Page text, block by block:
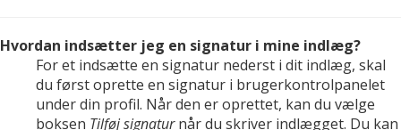
Hvordan indsætter jeg en signatur i mine indlæg?
For et indsætte en signatur nederst i dit indlæg, skal
du først oprette en signatur i brugerkontrolpanelet
under din profil. Når den er oprettet, kan du vælge
boksen Tilføj signaturnår du skriver indlægget. Du kan